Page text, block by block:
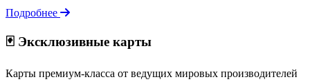
Подробнее
🃏 Эксклюзивные карты
Карты премиум-класса от ведущих мировых производителей